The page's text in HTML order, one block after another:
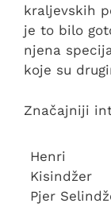
kraljevskih
je to bilo
njena
koje su
Značajniji
Henri
Kisindžer
Pjer